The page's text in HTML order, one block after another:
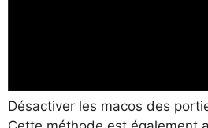
Désactiver les macos des